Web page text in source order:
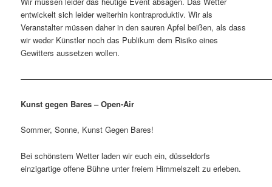
entwickelt sich leider weiterhin kontraproduktiv. Wir als
Veranstalter müssen daher in den sauren Apfel beißen, als dass
wir weder Künstler noch das Publikum dem Risiko eines
Gewitters aussetzen wollen.
Kunst gegen Bares – Open-Air
Sommer, Sonne, Kunst Gegen Bares!
Bei schönstem Wetter laden wir euch ein, düsseldorfs
einzigartige offene Bühne unter freiem Himmelszelt zu erleben.